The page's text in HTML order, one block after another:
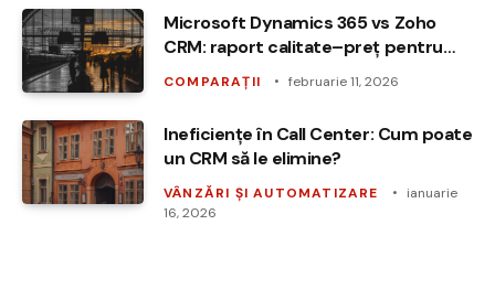
Microsoft Dynamics 365 vs Zoho
CRM: raport calitate–preț pentru
COMPARAȚII februarie 11, 2026
Ineficiențe în Call Center: Cum poate
un CRM să le elimine?
VÂNZĂRI ȘI AUTOMATIZARE
ianuarie
16, 2026